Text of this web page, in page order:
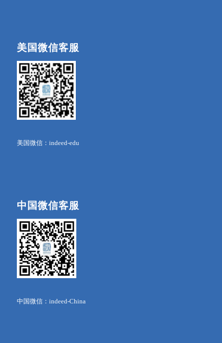
美国微信客服
美国微信：indeed-edu
中国微信客服
中国微信：indeed-China